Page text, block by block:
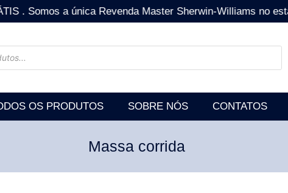
. Somos a única Revenda Master Sherwin-Williams no
OS PRODUTOS SOBRE NÓS CONTATOS
Massa corrida